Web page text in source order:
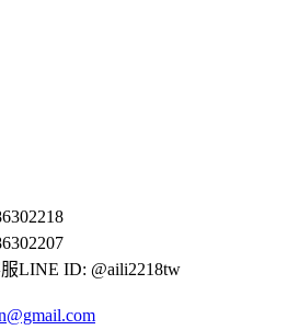
LINE ID: @aili2218tw